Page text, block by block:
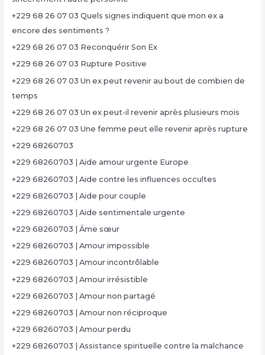
+229 68 26 07 03 Quels signes indiquent que mon ex a
encore des sentiments ?
+229 68 26 07 03 Reconquérir Son Ex
+229 68 26 07 03 Rupture Positive
+229 68 26 07 03 Un ex peut revenir au bout de combien de
temps
+229 68 26 07 03 Un ex peut-il revenir après plusieurs mois
+229 68 26 07 03 Une femme peut elle revenir après rupture
+229 68260703
+229 68260703 | Aide amour urgente Europe
+229 68260703 | Aide contre les influences occultes
+229 68260703 | Aide pour couple
+229 68260703 | Aide sentimentale urgente
+229 68260703 | Âme sœur
+229 68260703 | Amour impossible
+229 68260703 | Amour incontrôlable
+229 68260703 | Amour irrésistible
+229 68260703 | Amour non partagé
+229 68260703 | Amour non réciproque
+229 68260703 | Amour perdu
+229 68260703 | Assistance spirituelle contre la malchance